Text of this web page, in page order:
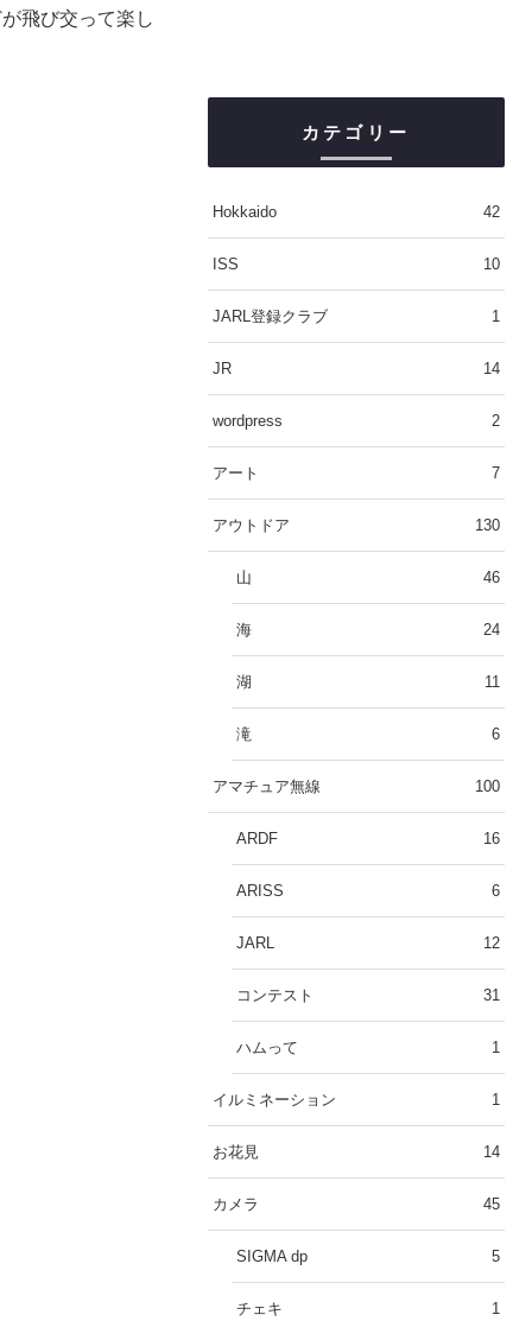
飛び交って楽し
カテゴリー
Hokkaido 42
ISS 10
JARL登録クラブ 1
JR 14
wordpress 2
アート 7
アウトドア 130
山 46
海 24
湖 11
滝 6
アマチュア無線 100
ARDF 16
ARISS 6
JARL 12
コンテスト 31
ハムって 1
イルミネーション 1
お花見 14
カメラ 45
SIGMA dp 5
チェキ 1